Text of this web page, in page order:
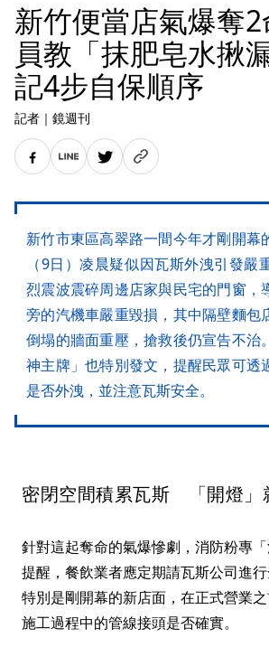
新竹便當店氣爆奪
員教「抹肥皂水
記4步自保順序
記者 ｜ 鏡週刊
新竹市東區高翠路一間今年才剛開幕
（9日）凌晨疑似因瓦斯外洩引發嚴
烈震波震碎周邊店家與民宅的門窗，
旁的汽機車嚴重毀損，其中隔壁麵包
倒塌的牆面重壓，搶救後仍宣告不治
神主牌」也特別發文，提醒民眾可透
是否外洩，並注意瓦斯安全。
密閉空間積累瓦斯 「開燈」
針對這起奪命的氣爆慘劇，消防粉專
提醒，餐飲業者應定期請瓦斯公司進行
特別是剛開幕的新店面，在正式營業
施工過程中的管線接頭是否確實。